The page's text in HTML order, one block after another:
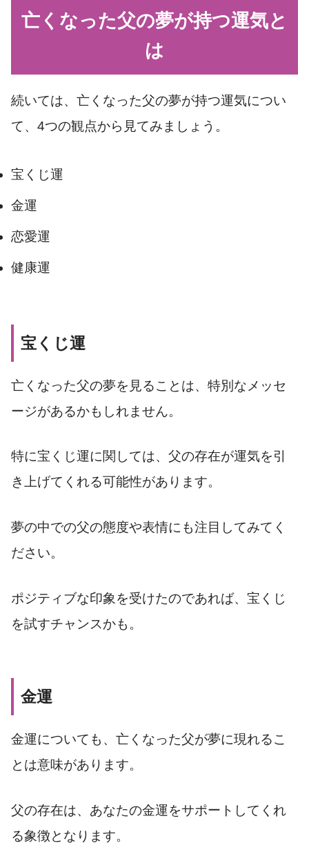
亡くなった父の夢が持つ運気と
は
続いては、亡くなった父の夢が持つ運気につい
て、4つの観点から見てみましょう。
宝くじ運
金運
恋愛運
健康運
宝くじ運
亡くなった父の夢を見ることは、特別なメッセ
ージがあるかもしれません。
特に宝くじ運に関しては、父の存在が運気を引
き上げてくれる可能性があります。
夢の中での父の態度や表情にも注目してみてく
ださい。
ポジティブな印象を受けたのであれば、宝くじ
を試すチャンスかも。
金運
金運についても、亡くなった父が夢に現れるこ
とは意味があります。
父の存在は、あなたの金運をサポートしてくれ
る象徴となります。